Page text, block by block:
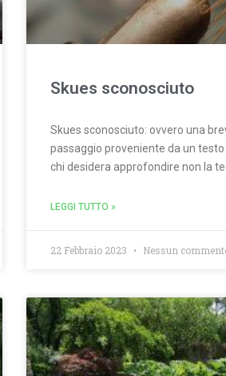
Skues sconosciuto
Skues sconosciuto: ovvero una
passaggio proveniente da un
chi desidera approfondire non la
LEGGI TUTTO »
22 Febbraio 2023 Nessun